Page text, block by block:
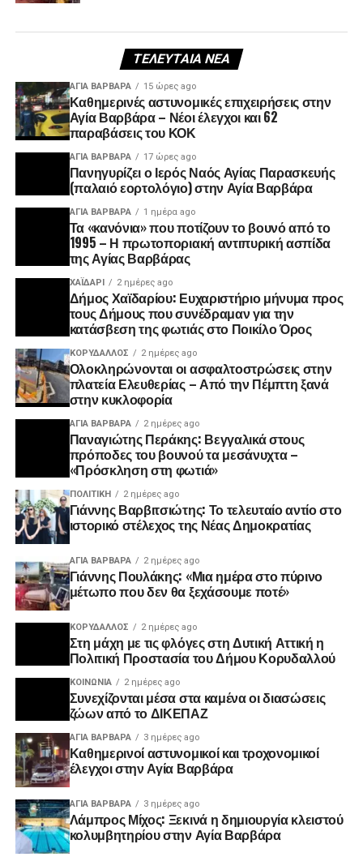
ΤΕΛΕΥΤΑΊΑ ΝΈΑ
ΑΓΙΑ ΒΑΡΒΑΡΑ 15 ώρες ago
Καθημερινές αστυνομικές επιχειρήσεις στην
Αγία Βαρβάρα – Νέοι έλεγχοι και 62
παραβάσεις του ΚΟΚ
ΑΓΙΑ ΒΑΡΒΑΡΑ 17 ώρες ago
Πανηγυρίζει ο Ιερός Ναός Αγίας Παρασκευής
(παλαιό εορτολόγιο) στην Αγία Βαρβάρα
ΑΓΙΑ ΒΑΡΒΑΡΑ 1 ημέρα ago
Τα «κανόνια» που ποτίζουν το βουνό από το
1995 – Η πρωτοποριακή αντιπυρική ασπίδα
της Αγίας Βαρβάρας
ΧΑΪΔΑΡΙ 2 ημέρες ago
Δήμος Χαϊδαρίου: Ευχαριστήριο μήνυμα προς
τους Δήμους που συνέδραμαν για την
κατάσβεση της φωτιάς στο Ποικίλο Όρος
ΚΟΡΥΔΑΛΛΟΣ 2 ημέρες ago
Ολοκληρώνονται οι ασφαλτοστρώσεις στην
πλατεία Ελευθερίας – Από την Πέμπτη ξανά
στην κυκλοφορία
ΑΓΙΑ ΒΑΡΒΑΡΑ 2 ημέρες ago
Παναγιώτης Περάκης: Βεγγαλικά στους
πρόποδες του βουνού τα μεσάνυχτα –
«Πρόσκληση στη φωτιά»
ΠΟΛΙΤΙΚΉ 2 ημέρες ago
Γιάννης Βαρβιτσιώτης: Το τελευταίο αντίο στο
ιστορικό στέλεχος της Νέας Δημοκρατίας
ΑΓΙΑ ΒΑΡΒΑΡΑ 2 ημέρες ago
Γιάννης Πουλάκης: «Μια ημέρα στο πύρινο
μέτωπο που δεν θα ξεχάσουμε ποτέ»
ΚΟΡΥΔΑΛΛΟΣ 2 ημέρες ago
Στη μάχη με τις φλόγες στη Δυτική Αττική η
Πολιτική Προστασία του Δήμου Κορυδαλλού
ΚΟΙΝΩΝΊΑ 2 ημέρες ago
Συνεχίζονται μέσα στα καμένα οι διασώσεις
ζώων από το ΔΙΚΕΠΑΖ
ΑΓΙΑ ΒΑΡΒΑΡΑ 3 ημέρες ago
Καθημερινοί αστυνομικοί και τροχονομικοί
έλεγχοι στην Αγία Βαρβάρα
ΑΓΙΑ ΒΑΡΒΑΡΑ 3 ημέρες ago
Λάμπρος Μίχος: Ξεκινά η δημιουργία κλειστού
κολυμβητηρίου στην Αγία Βαρβάρα